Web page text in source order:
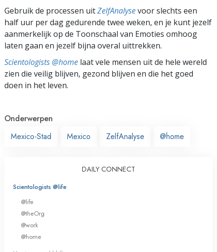
Gebruik de processen uitZelfAnalysevoor slechts een
half uur per dag gedurende twee weken, en je kunt jezelf
aanmerkelijk op de Toonschaal van Emoties omhoog
laten gaan en jezelf bijna overal uittrekken.
Scientologists @home laat vele mensen uit de hele wereld
zien die veilig blijven, gezond blijven en die het goed
doen in het leven.
Onderwerpen
Mexico-Stad
Mexico ZelfAnalyse @home
DAILY CONNECT
Scientologists @life
@life
@theOrg
@work
@home